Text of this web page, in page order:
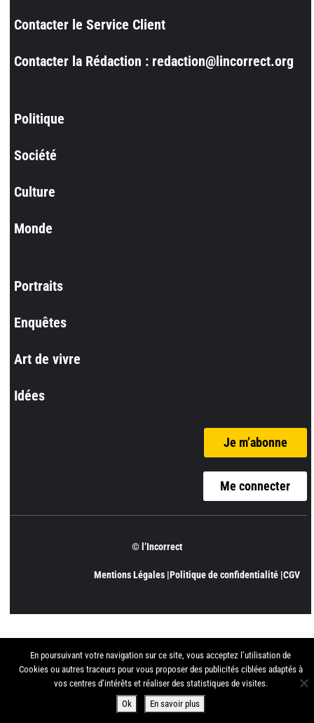
Contacter le Service Client
Contacter la Rédaction : redaction@lincorrect.org
Politique
Société
Culture
Monde
Portraits
Enquêtes
Art de vivre
Idées
Je m’abonne
Me connecter
© l’Incorrect
Mentions Légales |Politique de confidentialité |CGV
En poursuivant votre navigation sur ce site, vous acceptez l’utilisation de
Cookies ou autres traceurs pour vous proposer des publicités ciblées adaptés à
vos centres d’intérêts et réaliser des statistiques de visites.
Ok
En savoir plus